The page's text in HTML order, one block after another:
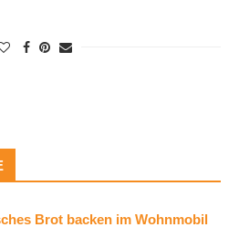
Brot backen im Wohnmobil